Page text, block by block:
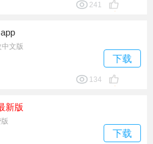
241
文版
下载
134
新版
下载